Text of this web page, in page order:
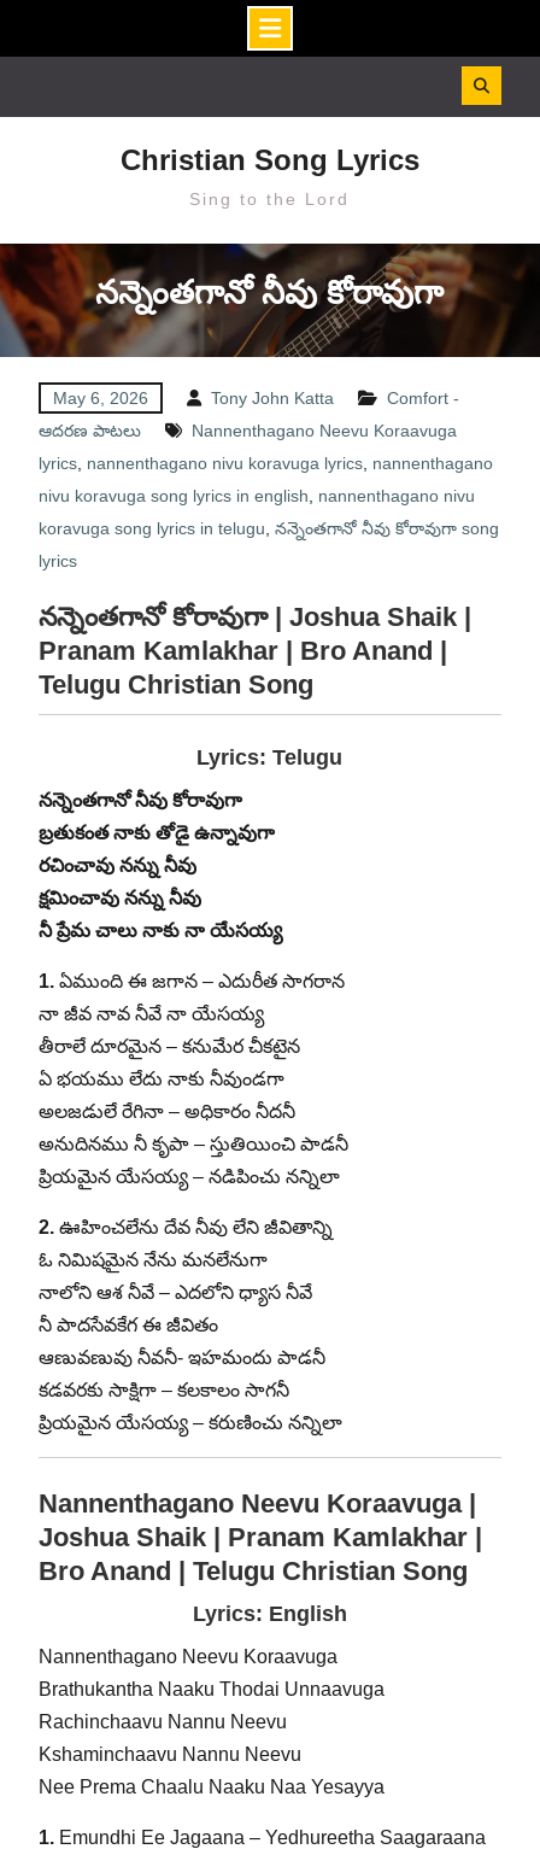
Christian Song Lyrics
Sing to the Lord
నన్నెంతగానో నీవు కోరావుగా
May 6, 2026 Tony John Katta
Comfort -
ఆదరణ పాటలు
Nannenthagano Neevu Koraavuga
lyrics, nannenthagano nivu koravuga lyrics, nannenthagano
nivu koravuga song lyrics in english
nannenthagano nivu
koravuga song lyrics in telugu నన్నెంతగానో నీవు కోరావుగా song
lyrics
నన్నెంతగానో కోరావుగా | Joshua Shaik |
Pranam Kamlakhar | Bro Anand |
Telugu Christian Song
Lyrics: Telugu
నన్నెంతగానో నీవు కోరావుగా
బ్రతుకంత నాకు తోడై ఉన్నావుగా
రచించావు నన్ను నీవు
క్షమించావు నన్ను నీవు
నీ ప్రేమ చాలు నాకు నా యేసయ్య
1.ఏముంది ఈ జగాన – ఎదురీత సాగరాన
నా జీవ నావ నీవే నా యేసయ్య
తీరాలే దూరమైన – కనుమేర చీకటైన
ఏ భయము లేదు నాకు నీవుండగా
అలజడులే రేగినా – అధికారం నీదనీ
అనుదినము నీ కృపా – స్తుతియించి పాడనీ
ప్రియమైన యేసయ్య – నడిపించు నన్నిలా
2.ఊహించలేను దేవ నీవు లేని జీవితాన్ని
ఓ నిమిషమైన నేను మనలేనుగా
నాలోని ఆశ నీవే – ఎదలోని ధ్యాస నీవే
నీ పాదసేవకేగ ఈ జీవితం
ఆణువణువు నీవనీ- ఇహమందు పాడనీ
కడవరకు సాక్షిగా – కలకాలం సాగనీ
ప్రియమైన యేసయ్య – కరుణించు నన్నిలా
Nannenthagano Neevu Koraavuga |
Joshua Shaik | Pranam Kamlakhar |
Bro Anand | Telugu Christian Song
Lyrics: English
Nannenthagano Neevu Koraavuga
Brathukantha Naaku Thodai Unnaavuga
Rachinchaavu Nannu Neevu
Kshaminchaavu Nannu Neevu
Nee Prema Chaalu Naaku Naa Yesayya
1.Emundhi Ee Jagaana – Yedhureetha Saagaraana